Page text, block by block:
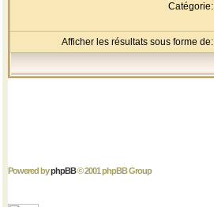
Catégorie:
Afficher les résultats sous forme de:
Powered byphpBB© 2001 phpBB Group